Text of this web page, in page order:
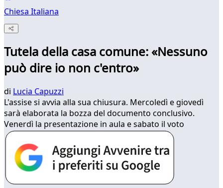
Chiesa Italiana
Tutela della casa comune: «Nessuno
può dire io non c'entro»
di Lucia Capuzzi
L'assise si avvia alla sua chiusura. Mercoledì e giovedì
sarà elaborata la bozza del documento conclusivo.
Venerdì la presentazione in aula e sabato il voto